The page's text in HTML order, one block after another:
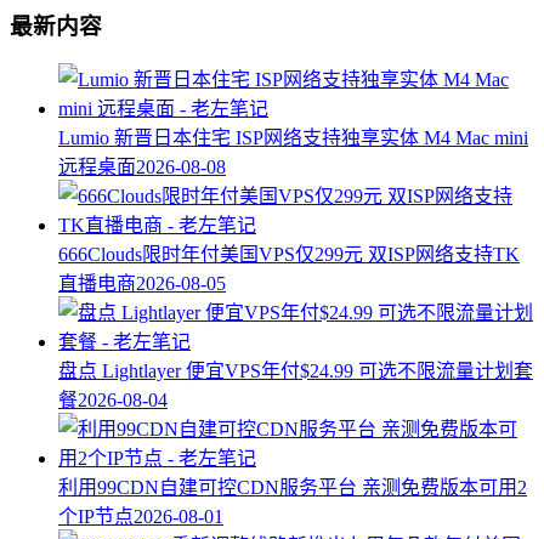
最新内容
Lumio 新晋日本住宅 ISP网络支持独享实体 M4 Mac mini
远程桌面2026-08-08
666Clouds限时年付美国VPS仅299元 双ISP网络支持TK
直播电商2026-08-05
盘点 Lightlayer 便宜VPS年付$24.99 可选不限流量计划套
餐2026-08-04
利用99CDN自建可控CDN服务平台 亲测免费版本可用2
个IP节点2026-08-01